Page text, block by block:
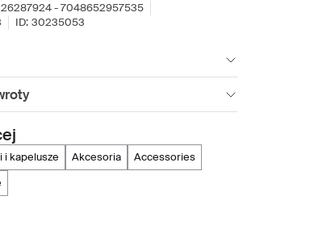
- 7048652957535
ID: 30235053
i kapelusze akcesoria
accessories